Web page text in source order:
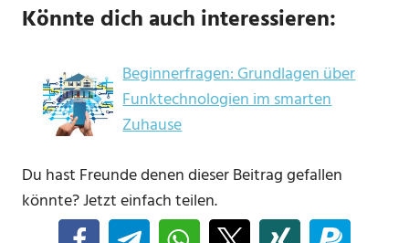
Könnte dich auch interessieren:
Beginnerfragen: Grundlagen über
Funktechnologien im smarten
Zuhause
Du hast Freunde denen dieser Beitrag gefallen
könnte? Jetzt einfach teilen.